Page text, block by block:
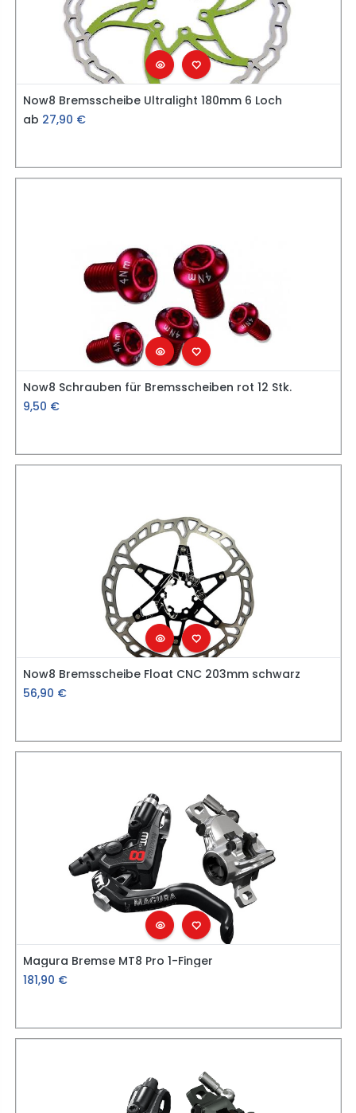
Now8 Bremsscheibe Ultralight 180mm 6 Loch
ab 27,90 €
Now8 Schrauben für Bremsscheiben rot 12 Stk.
9,50 €
Now8 Bremsscheibe Float CNC 203mm schwarz
56,90 €
Magura Bremse MT8 Pro 1-Finger
181,90 €